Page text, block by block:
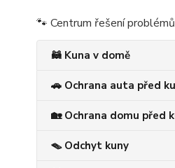
🐾 Centrum řešení
🦝 Kuna v domě
🚗 Ochrana auta před
🏡 Ochrana domu před
🪤 Odchyt kuny